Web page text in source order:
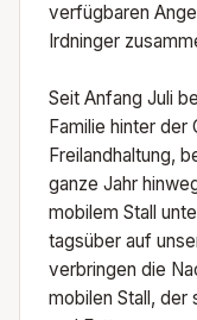
verfügbaren
Irdninger
Seit Anfang Juli
Familie hinter der
Freilandhaltung,
ganze Jahr
mobilem Stall
tagsüber auf
verbringen die
mobilen Stall, der